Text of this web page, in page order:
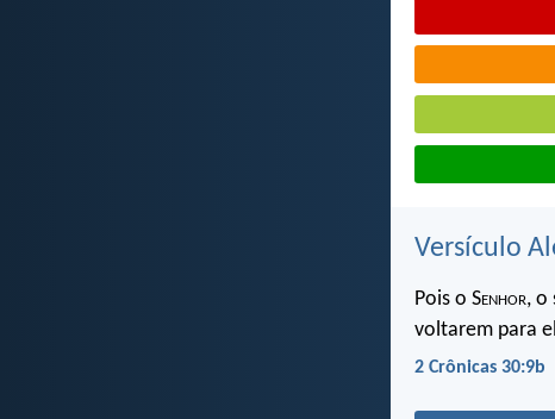
Versículo
Pois o Senhor, o
voltarem para
2 Crônicas 30:9b